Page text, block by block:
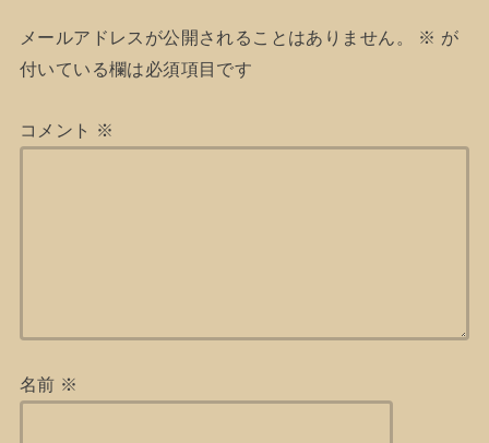
メールアドレスが公開されることはありません。 ※ が
付いている欄は必須項目です
コメント ※
名前 ※